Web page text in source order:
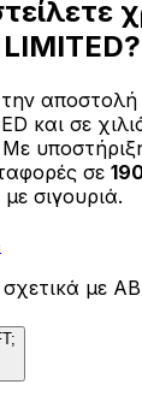
την
και σε
σε
σιγουριά.
με